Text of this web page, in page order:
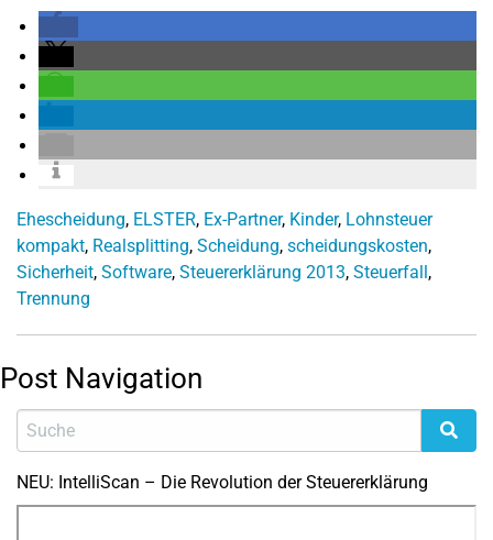
Ehescheidung, ELSTER, Ex-Partner, Kinder, Lohnsteuer
kompakt, Realsplitting, Scheidung, scheidungskosten,
Sicherheit, Software, Steuererklärung 2013, Steuerfall ,
Trennung
Post Navigation
NEU: IntelliScan – Die Revolution der Steuererklärung